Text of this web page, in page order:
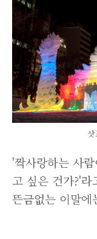
'짝사랑하는 사
고 싶은 건가?'라
뜬금없는 이말